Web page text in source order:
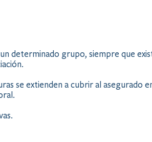
determinado grupo, siempre que
se extienden a cubrir al asegurado